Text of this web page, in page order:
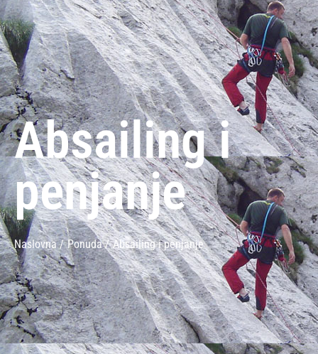
Absailing i
penjanje
Naslovna / Ponuda / Absailing i penjanje